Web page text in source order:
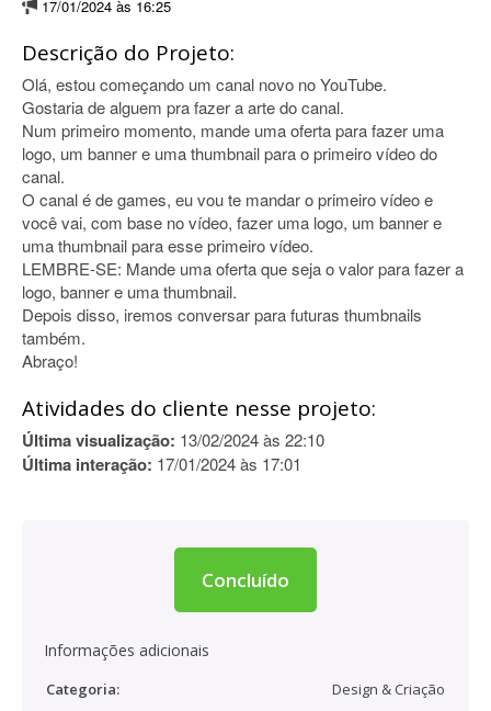
17/01/2024 às 16:25
Descrição do Projeto:
Olá, estou começando um canal novo no YouTube.
Gostaria de alguem pra fazer a arte do canal.
Num primeiro momento, mande uma oferta para fazer uma
logo, um banner e uma thumbnail para o primeiro vídeo do
canal.
O canal é de games, eu vou te mandar o primeiro vídeo e
você vai, com base no vídeo, fazer uma logo, um banner e
uma thumbnail para esse primeiro vídeo.
LEMBRE-SE: Mande uma oferta que seja o valor para fazer a
logo, banner e uma thumbnail.
Depois disso, iremos conversar para futuras thumbnails
também.
Abraço!
Atividades do cliente nesse projeto:
Última visualização: 13/02/2024 às 22:10
Última interação: 17/01/2024 às 17:01
Concluído
Informações adicionais
Categoria:
Design & Criação